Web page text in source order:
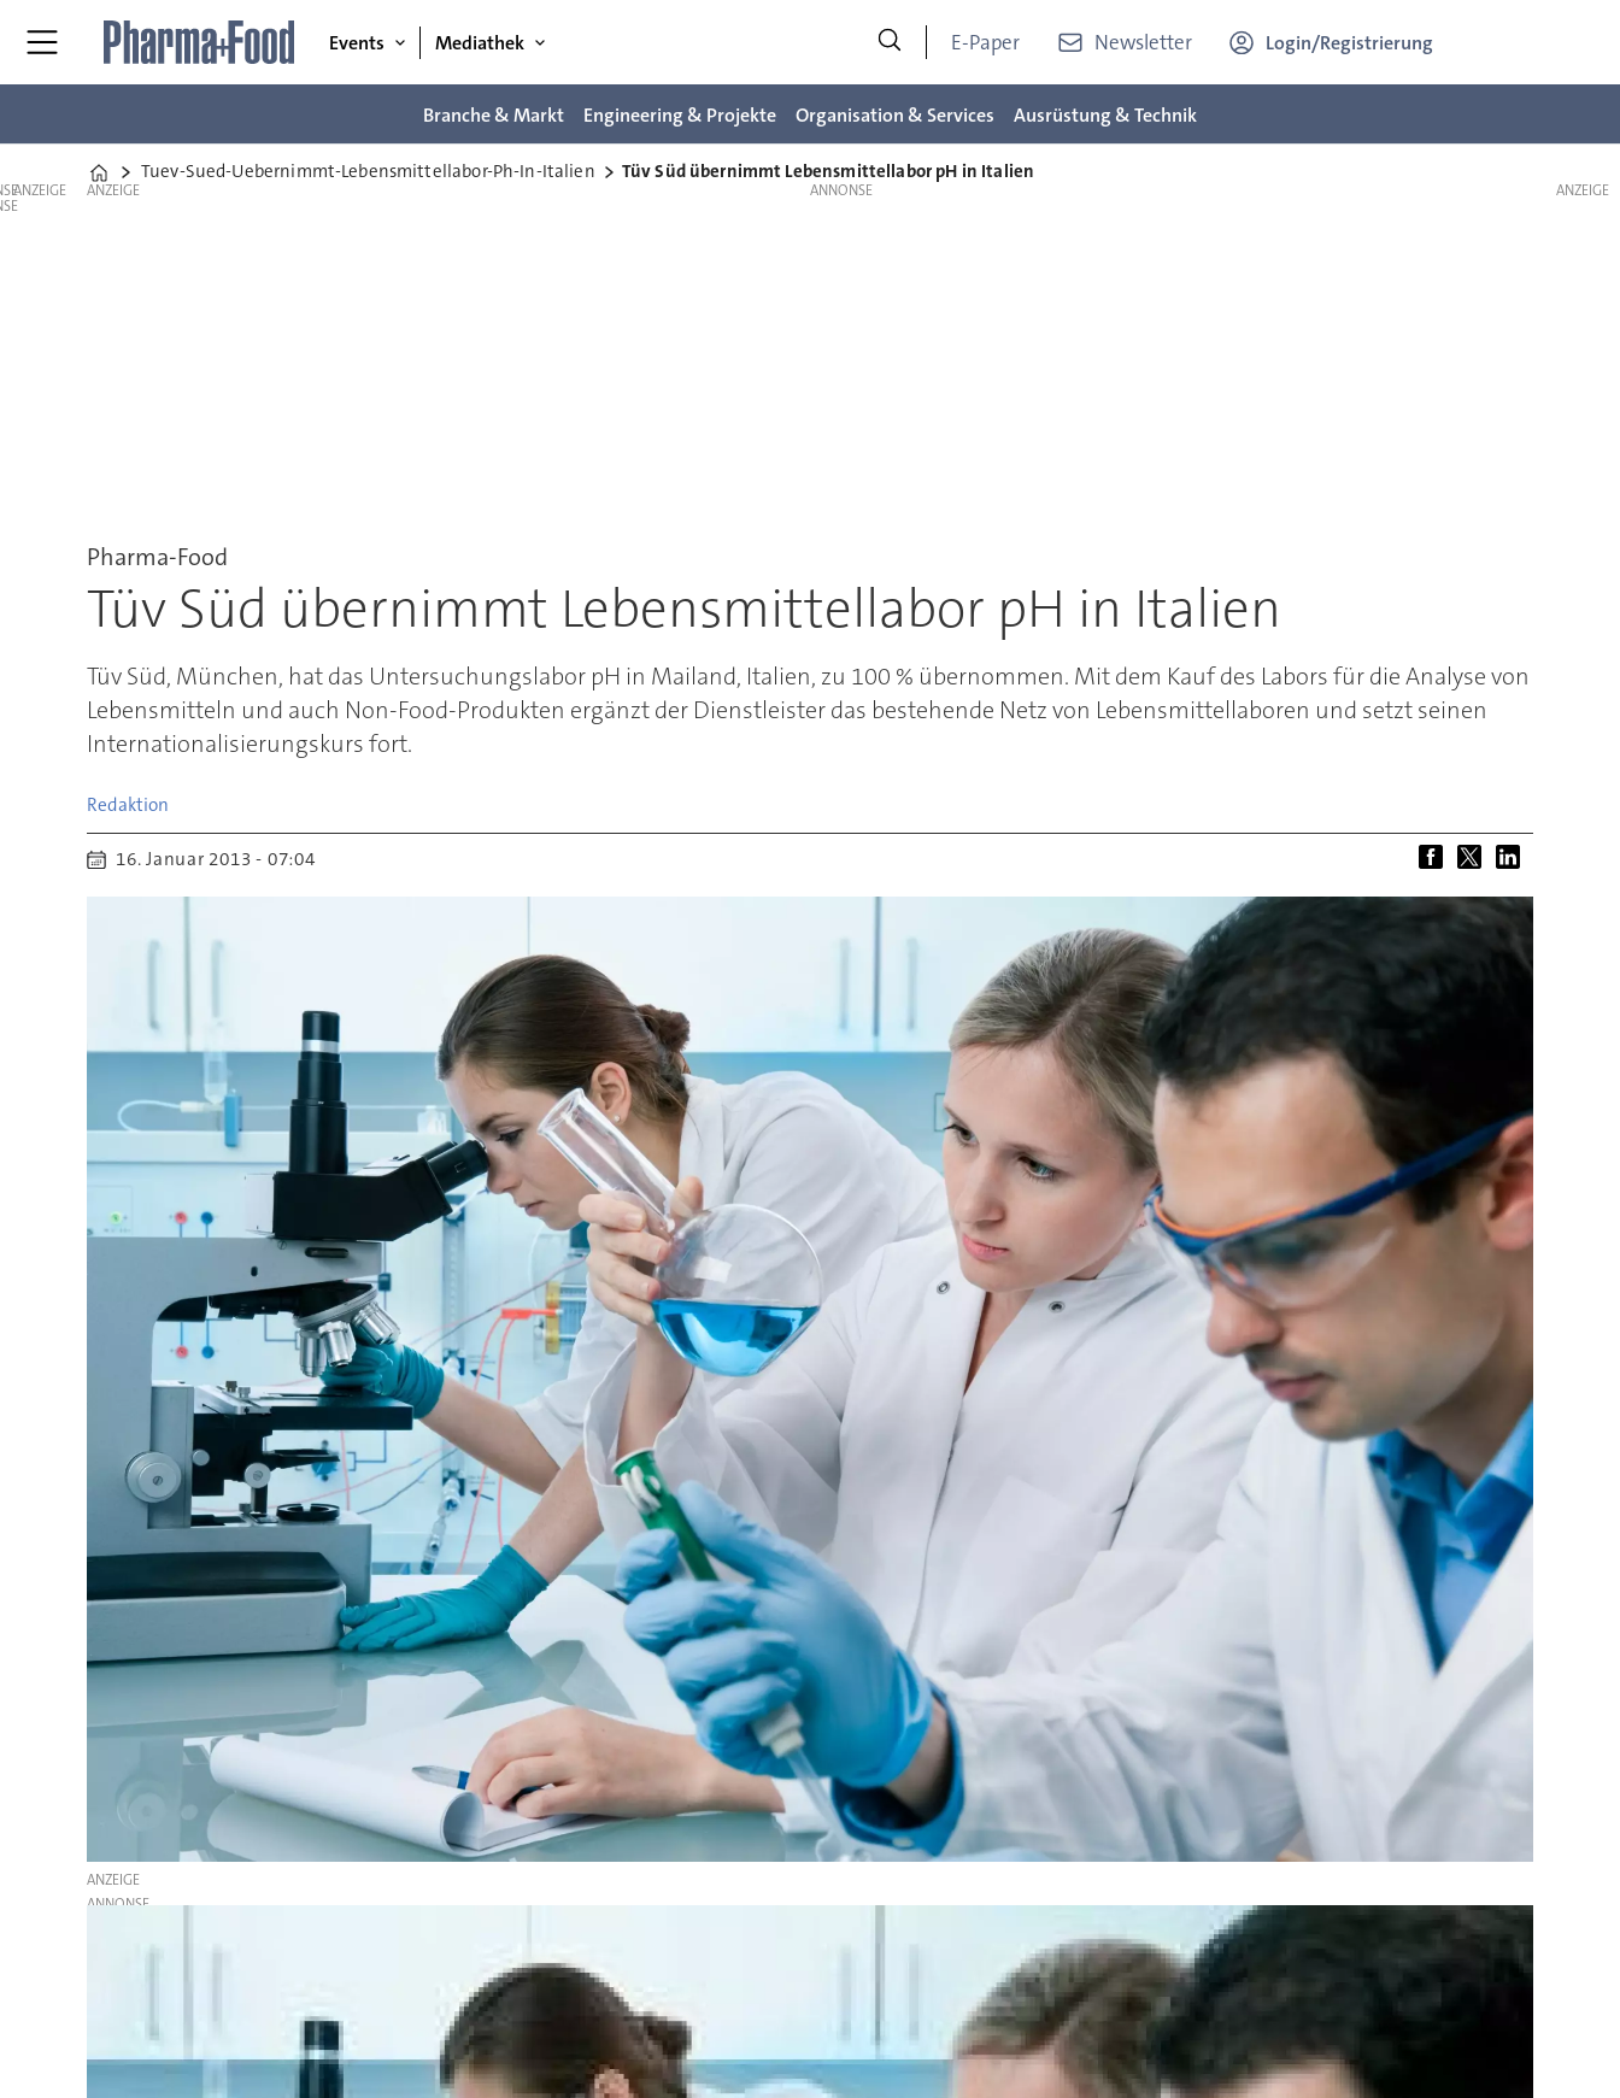
Events Mediathek E-Paper Newsletter Login/Registrierung
Branche & Markt Engineering & Projekte Organisation & Services Ausrüstung & Technik
Home
Tuev-Sued-Uebernimmt-Lebensmittellabor-Ph-In-Italien Tüv Süd übernimmt Lebensmittellabor pH in Italien
ANZEIGE ANZEIGE
Pharma-Food
Tüv Süd übernimmt Lebensmittellabor pH in Italien
Tüv Süd, München, hat das Untersuchungslabor pH in Mailand, Italien, zu 100 % übernommen. Mit dem Kauf des Labors für die Analyse von
Lebensmitteln und auch Non-Food-Produkten ergänzt der Dienstleister das bestehende Netz von Lebensmittellaboren und setzt seinen
Internationalisierungskurs fort.
Redaktion
16. Januar 2013 - 07:04
ANZEIGE
ANZEIGE